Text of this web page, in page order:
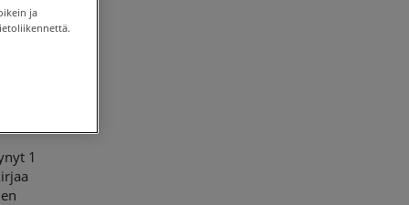
1
ja